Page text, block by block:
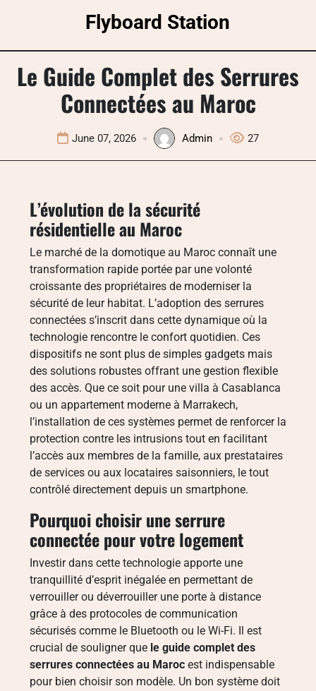
Flyboard Station
Le Guide Complet des Serrures
Connectées au Maroc
June 07, 2026 Admin 27
L’évolution de la sécurité
résidentielle au Maroc
Le marché de la domotique au Maroc connaît une
transformation rapide portée par une volonté
croissante des propriétaires de moderniser la
sécurité de leur habitat. L’adoption des serrures
connectées s’inscrit dans cette dynamique où la
technologie rencontre le confort quotidien. Ces
dispositifs ne sont plus de simples gadgets mais
des solutions robustes offrant une gestion flexible
des accès. Que ce soit pour une villa à Casablanca
ou un appartement moderne à Marrakech,
l’installation de ces systèmes permet de renforcer la
protection contre les intrusions tout en facilitant
l’accès aux membres de la famille, aux prestataires
de services ou aux locataires saisonniers, le tout
contrôlé directement depuis un smartphone.
Pourquoi choisir une serrure
connectée pour votre logement
Investir dans cette technologie apporte une
tranquillité d’esprit inégalée en permettant de
verrouiller ou déverrouiller une porte à distance
grâce à des protocoles de communication
sécurisés comme le Bluetooth ou le Wi-Fi. Il est
crucial de souligner que le guide complet des
serrures connectées au Maroc est indispensable
pour bien choisir son modèle. Un bon système doit